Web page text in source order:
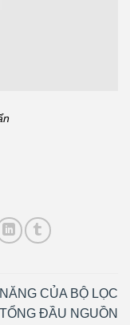
CỦA BỘ LỌC
ĐẦU NGUỒN